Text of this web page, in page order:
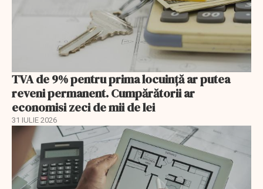
TVA de 9% pentru prima locuință ar putea
reveni permanent. Cumpărătorii ar
economisi zeci de mii de lei
31 IULIE 2026